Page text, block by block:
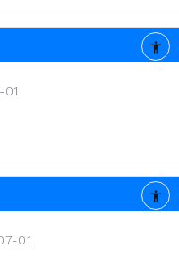
01
01